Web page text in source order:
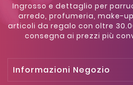
Ingrosso e dettaglio per
arredo, profumeria, make-
articoli da regalo con oltre
consegna ai prezzi più
Informazioni Negozio